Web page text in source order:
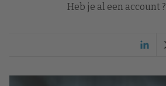
Heb je al een account ?